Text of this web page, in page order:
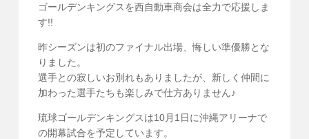
ゴールデンキングスを西自動車商会は全力で応援しま
す!!
昨シーズンは初のファイナル出場、悔しい準優勝とな
りました。
選手との寂しいお別れもありましたが、新しく仲間に
加わった選手たちも楽しみで仕方ありません♪
琉球ゴールデンキングスは10月1日に沖縄アリーナで
の開幕試合を予定しています。